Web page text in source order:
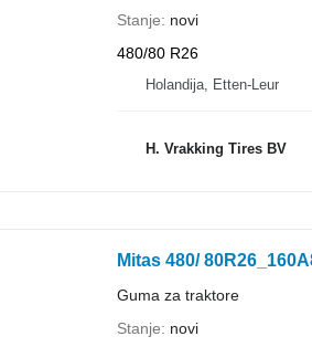
Stanje
novi
480/80 R26
Holandija, Etten-Leur
H. Vrakking Tires BV
Mitas 480/
Guma za traktore
Stanje
novi